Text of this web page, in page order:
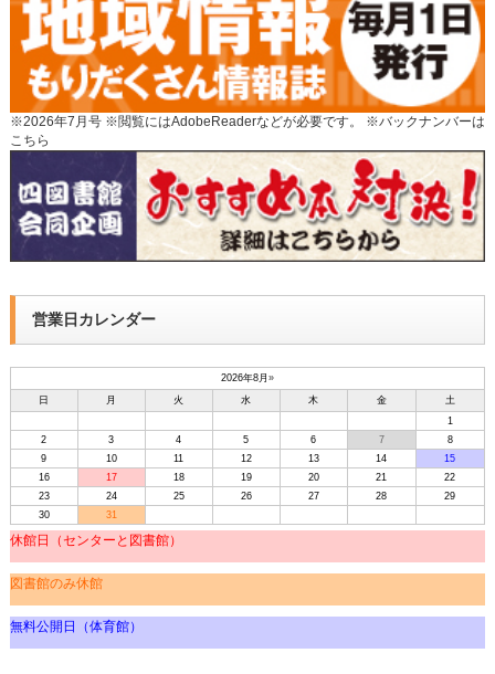
※2026年7月号 ※閲覧にはAdobeReaderなどが必要です。 ※バックナンバーは
こちら
営業日カレンダー
2026年8月 »
日
月 火 水 木 金
土
1
2
3 4 5 6 7
8
9
10 11 12 13 14
15
16
17 18 19 20 21
22
23
24 25 26 27 28
29
30
31
休館日（センターと図書館）
図書館のみ休館
無料公開日（体育館）